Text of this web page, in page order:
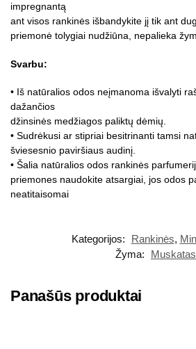
impregnantą
ant visos rankinės išbandykite jį tik ant
priemonė tolygiai nudžiūna, nepalieka
Svarbu:
• Iš natūralios odos neįmanoma išvalyti
dažančios
džinsinės medžiagos paliktų dėmių.
• Sudrėkusi ar stipriai besitrinanti tamsi
šviesesnio paviršiaus audinį.
• Šalia natūralios odos rankinės
priemones naudokite atsargiai, jos odos
neatitaisomai
Kategorijos: Rankinės,
Žyma:
Muskatas
Panašūs produktai